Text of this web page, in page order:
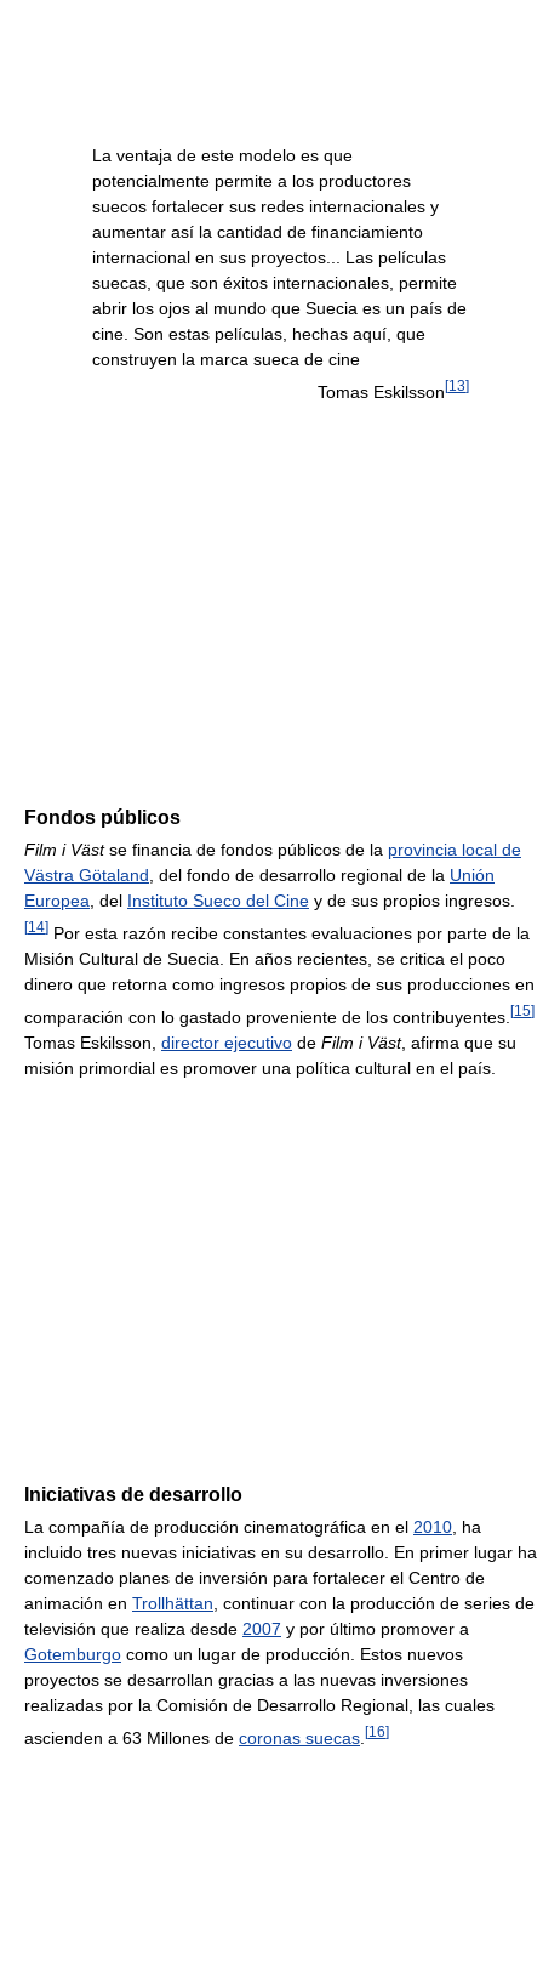
La ventaja de este modelo es que
potencialmente permite a los productores
suecos fortalecer sus redes internacionales y
aumentar así la cantidad de financiamiento
internacional en sus proyectos... Las películas
suecas, que son éxitos internacionales, permite
abrir los ojos al mundo que Suecia es un país de
cine. Son estas películas, hechas aquí, que
construyen la marca sueca de cine
Tomas Eskilsson[13]
Fondos públicos
Film i Västse financia de fondos públicos de la provincia local de
Västra Götaland, del fondo de desarrollo regional de la Unión
Europea, del Instituto Sueco del Cine y de sus propios ingresos.
[14] Por esta razón recibe constantes evaluaciones por parte de la
Misión Cultural de Suecia. En años recientes, se critica el poco
dinero que retorna como ingresos propios de sus producciones en
comparación con lo gastado proveniente de los contribuyentes. [15]
Tomas Eskilsson, director ejecutivo de Film i Väst, afirma que su
misión primordial es promover una política cultural en el país.
Iniciativas de desarrollo
La compañía de producción cinematográfica en el 2010 , ha
incluido tres nuevas iniciativas en su desarrollo. En primer lugar ha
comenzado planes de inversión para fortalecer el Centro de
animación en Trollhättan , continuar con la producción de series de
televisión que realiza desde 2007 y por último promover a
Gotemburgo como un lugar de producción. Estos nuevos
proyectos se desarrollan gracias a las nuevas inversiones
realizadas por la Comisión de Desarrollo Regional, las cuales
ascienden a 63 Millones de coronas suecas [16]